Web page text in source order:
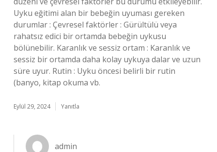
Uyku eğitimi alan bir bebeğin uyuması gereken
durumlar : Çevresel faktörler : Gürültülü veya
rahatsız edici bir ortamda bebeğin uykusu
bölünebilir. Karanlık ve sessiz ortam : Karanlık ve
sessiz bir ortamda daha kolay uykuya dalar ve uzun
süre uyur. Rutin : Uyku öncesi belirli bir rutin
(banyo, kitap okuma vb.
Eylül 29, 2024 Yanıtla
admin